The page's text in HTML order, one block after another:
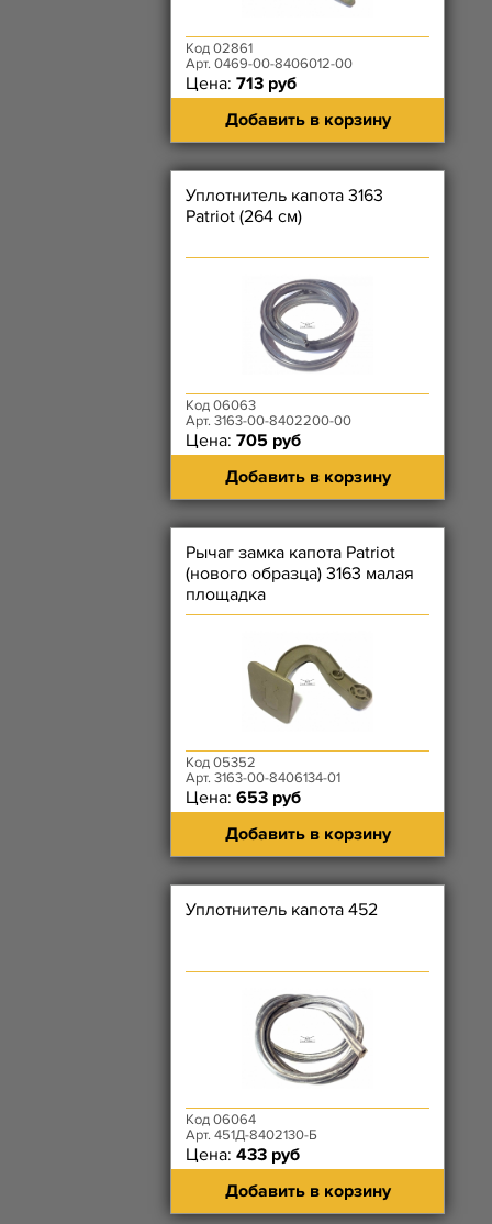
Код 02861
Арт. 0469-00-8406012-00
Цена: 713 руб
Добавить в корзину
Уплотнитель капота 3163
Patriot (264 см)
Код 06063
Арт. 3163-00-8402200-00
Цена: 705 руб
Добавить в корзину
Рычаг замка капота Patriot
(нового образца) 3163 малая
площадка
Код 05352
Арт. 3163-00-8406134-01
Цена: 653 руб
Добавить в корзину
Уплотнитель капота 452
Код 06064
Арт. 451Д-8402130-Б
Цена: 433 руб
Добавить в корзину